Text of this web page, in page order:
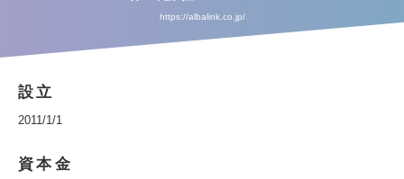
https://albalink.co.jp/
設立
2011/1/1
資本金